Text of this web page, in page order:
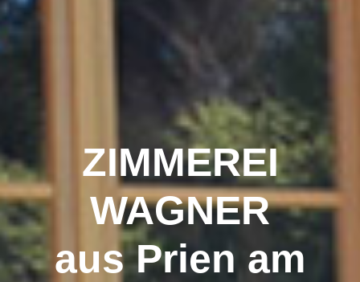
ZIMMEREI
WAGNER
aus Prien am